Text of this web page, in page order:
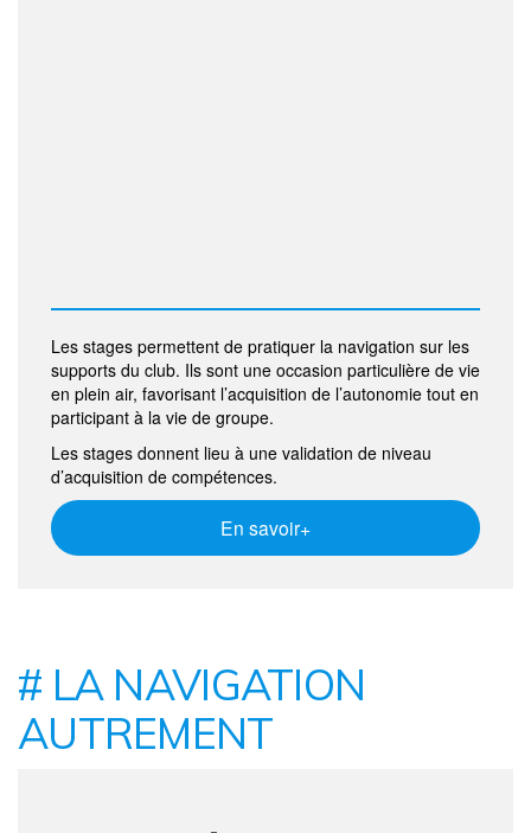
Les stages permettent de pratiquer la navigation sur les
supports du club. Ils sont une occasion particulière de vie
en plein air, favorisant l’acquisition de l’autonomie tout en
participant à la vie de groupe.
Les stages donnent lieu à une validation de niveau
d’acquisition de compétences.
En savoir+
# LA NAVIGATION
AUTREMENT